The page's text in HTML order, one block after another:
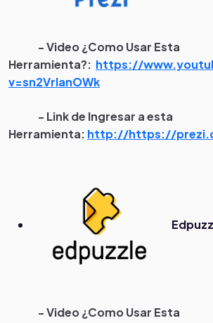
- Video ¿Como Usar Esta
Herramienta?: https://
v=sn2VrIanOWk
- Link de Ingresar a esta
Herramienta: http://https://
- Video ¿Como Usar Esta